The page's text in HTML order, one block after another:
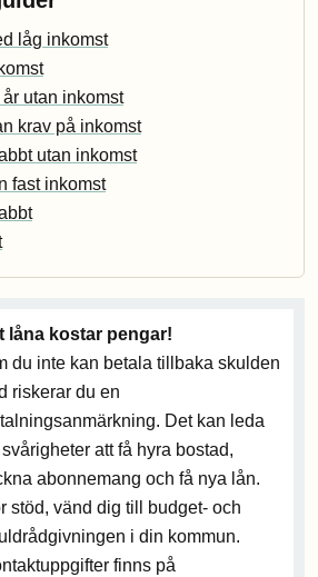
låg inkomst
utan inkomst
krav på inkomst
utan inkomst
fast inkomst
låna kostar pengar!
du inte kan betala tillbaka skulden
riskerar du en
Det kan leda
att få hyra bostad,
abonnemang och få nya lån.
stöd, vänd dig till budget- och
i din kommun.
finns på